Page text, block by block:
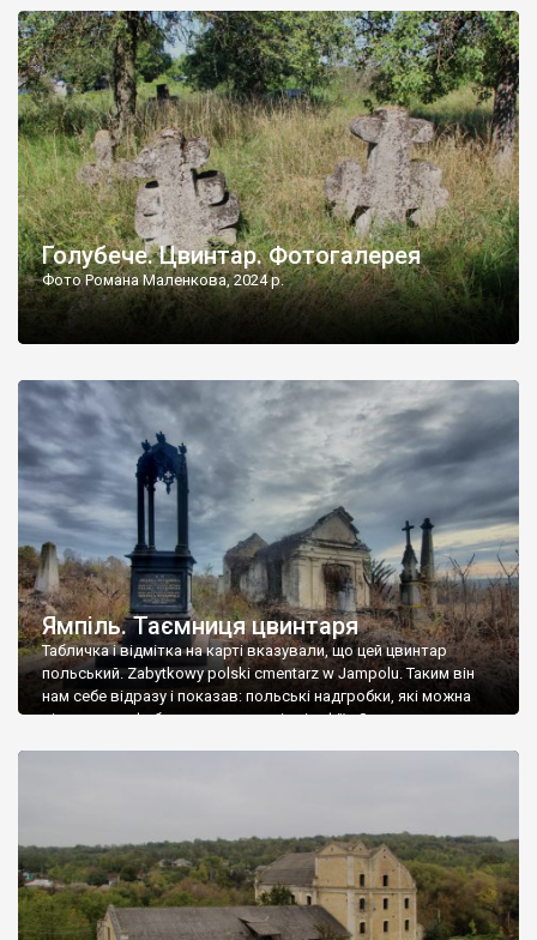
бруньками, кози ті бруньки обгризають, бо то улюблений
делікатес. На цвинтарі у Голубечому ціла колекція
різноманітних форм хрестів. Село відносно невелике, […]
Голубече. Цвинтар. Фотогалерея
Фото Романа Маленкова, 2024 р.
Ямпіль. Таємниця цвинтаря
Табличка і відмітка на карті вказували, що цей цвинтар
польський. Zabytkowy polski cmentarz w Jampolu. Таким він
нам себе відразу і показав: польські надгробки, які можна
віднести до фабричних, польські епітафії… Загалом цвинтар